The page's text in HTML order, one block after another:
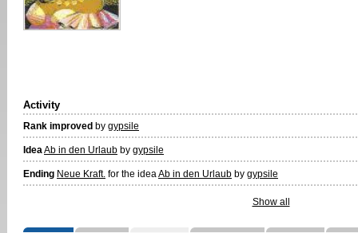
Activity
Rank improved by gypsile
IdeaAb in den Urlaub by gypsile
Ending Neue Kraft. for the ideaAb in den Urlaub by gypsile
Show all